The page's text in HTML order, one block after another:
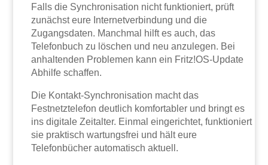
Falls die Synchronisation nicht funktioniert, prüft
zunächst eure Internetverbindung und die
Zugangsdaten. Manchmal hilft es auch, das
Telefonbuch zu löschen und neu anzulegen. Bei
anhaltenden Problemen kann ein Fritz!OS-Update
Abhilfe schaffen.
Die Kontakt-Synchronisation macht das
Festnetztelefon deutlich komfortabler und bringt es
ins digitale Zeitalter. Einmal eingerichtet, funktioniert
sie praktisch wartungsfrei und hält eure
Telefonbücher automatisch aktuell.